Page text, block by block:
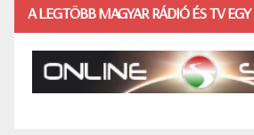
A LEGTÖBB MAGYAR RÁDIÓ ÉS TV